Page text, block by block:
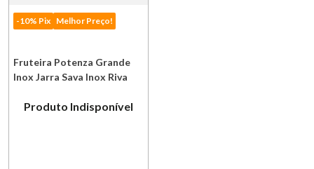
-10% Pix Melhor Preço!
Fruteira Potenza Grande
Inox Jarra Sava Inox Riva
Produto Indisponível